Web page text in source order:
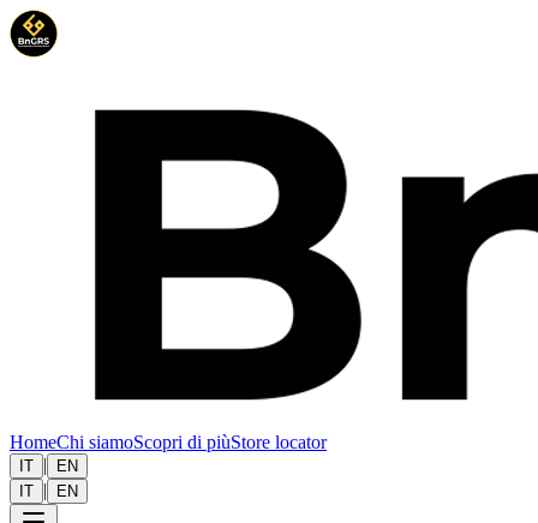
HomeChi siamoScopri di piùStore locator
IT |
EN
IT | EN